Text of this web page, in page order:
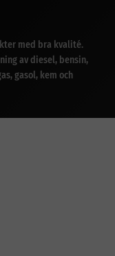
med bra kvalité.
av diesel, bensin,
gasol, kem och